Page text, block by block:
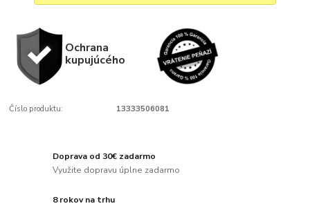
Ochrana
kupujúcého
Číslo produktu: 13333506081
Doprava od 30€ zadarmo
Využite dopravu úplne zadarmo
8 rokov na trhu